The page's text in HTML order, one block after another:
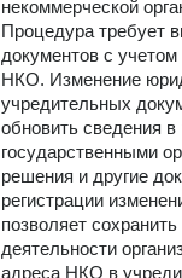
бизнес на удаленное
результат и всегда
некоммерческой
Процедура требует
документов с
НКО. Изменение
учредительных
обновить сведения
государственными
решения и другие
регистрации
позволяет
деятельности
адреса НКО в